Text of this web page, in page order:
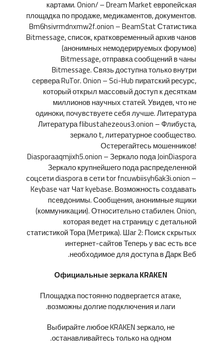
картами. Onion/ – Dream Market европейская
площадка по продаже, медикаментов, документов.
Bm6hsivrmdnxmw2f.onion – BeamStat Статистика
Bitmessage, список, кратковременный архив чанов
(анонимных немодерируемых форумов)
Bitmessage, отправка сообщений в чаны
Bitmessage. Связь доступна только внутри
сервера RuTor. Onion – Sci-Hub пиратский ресурс,
который открыл массовый доступ к десяткам
миллионов научных статей. Увидев, что не
одиноки, почувствуете себя лучше. Литература
Литература flibustahezeous3.onion – Флибуста,
зеркало t, литературное сообщество.
Остерегайтесь мошенников!
Diasporaaqmjixh5.onion – Зеркало пода JoinDiaspora
Зеркало крупнейшего пода распределенной
соцсети diaspora в сети tor fncuwbiisyh6ak3i.onion –
Keybase чат Чат kyebase. Возможность создавать
псевдонимы. Сообщения, анонимные ящики
(коммуникации). Относительно стабилен. Onion,
которая ведет на страницу с детальной
статистикой Тора (Метрика). Шаг 2: Поиск скрытых
интернет-сайтов Теперь у вас есть все
необходимое для доступа в Дарк Веб.
Официальные зеркала KRAKEN
Площадка постоянно подвергается атаке,
возможны долгие подключения и лаги.
Выбирайте любое KRAKEN зеркало, не
останавливайтесь только на одном.